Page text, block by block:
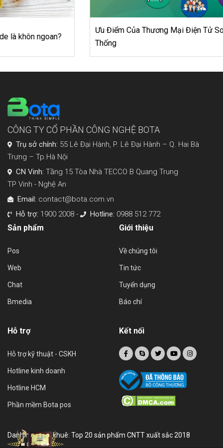
Ưu Điểm Của Thương Mại Điện Tử So Với Bán Lẻ Truyền
CÔNG TY CỔ PHẦN CÔNG NGHỆ BOTA
Trụ sở chính: 55 Lê Đại Hành, P. Lê Đại Hành – Q. Hai Bà
Trưng – Tp.Hà Nội
CN Vinh: Tầng 15 Tòa Nhà TECCO B Quang Trung
TP Vinh - Nghệ An
Email: contact@bota.com.vn
Hỗ trợ: 1900 2008 - Hotline: 0988 512 772
Sản phẩm
Pos
Web
Chat
Bmedia
Giới thiệu
Về chúng tôi
Tin tức
Tuyển dụng
Báo chí
Hỗ trợ
Hỗ trợ kỹ thuật - CSKH
Hotline kinh doanh
Hotline HCM
Phần mềm Bota pos
Kết nối
Danh hiệu sao khuê: Top 20 sản phẩm CNTT xuất sắc 2018